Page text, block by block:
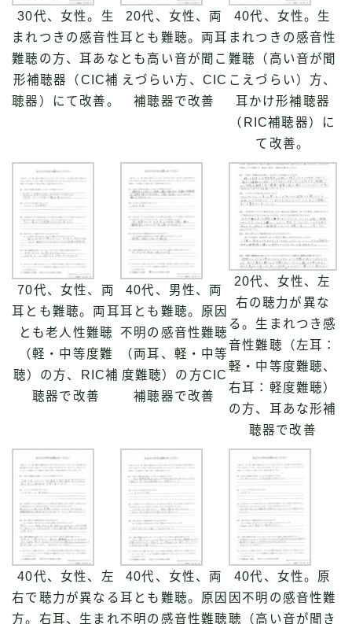
30代、女性。生
まれつきの感音性
難聴の方、耳あな
形補聴器（CIC補
聴器）にて改善。
20代、女性、両
耳とも難聴。両耳
とも高い音が聞こ
えづらい方、CIC
補聴器で改善
40代、女性。生
まれつきの感音性
難聴（高い音が聞
こえづらい）方、
耳かけ形補聴器
（RIC補聴器）に
て改善。
70代、女性、両
耳とも難聴。両耳
とも老人性難聴
（軽・中等度難
聴）の方、RIC補
聴器で改善
40代、男性、両
耳とも難聴。原因
不明の感音性難聴
（両耳、軽・中等
度難聴）の方CIC
補聴器で改善
20代、女性、左
右の聴力が異な
る。生まれつき感
音性難聴（左耳：
軽・中等度難聴、
右耳：軽度難聴）
の方、耳あな形補
聴器で改善
40代、女性、左
右で聴力が異なる
方。右耳、生まれ
40代、女性、両
耳とも難聴。原因
不明の感音性難聴
40代、女性。原
因不明の感音性難
聴（高い音が聞き